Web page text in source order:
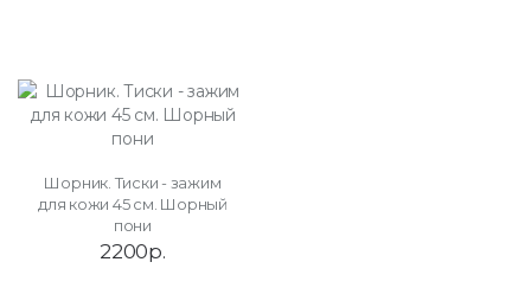
Шорник. Тиски - зажим
для кожи 45 см. Шорный
пони
2200р.